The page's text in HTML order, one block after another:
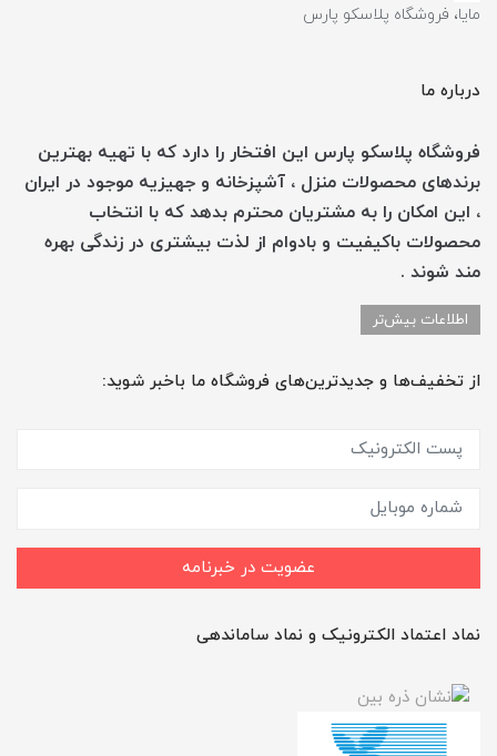
مایا، فروشگاه پلاسکو پارس
درباره ما
فروشگاه پلاسکو پارس این افتخار را دارد که با تهیه بهترین
برندهای محصولات منزل ، آشپزخانه و جهیزیه موجود در ایران
، این امکان را به مشتریان محترم بدهد که با انتخاب
محصولات باکیفیت و بادوام از لذت بیشتری در زندگی بهره
مند شوند .
اطلاعات بیش‌تر
از تخفیف‌ها و جدیدترین‌های فروشگاه ما باخبر شوید:
عضویت در خبرنامه
نماد اعتماد الکترونیک و نماد ساماندهی